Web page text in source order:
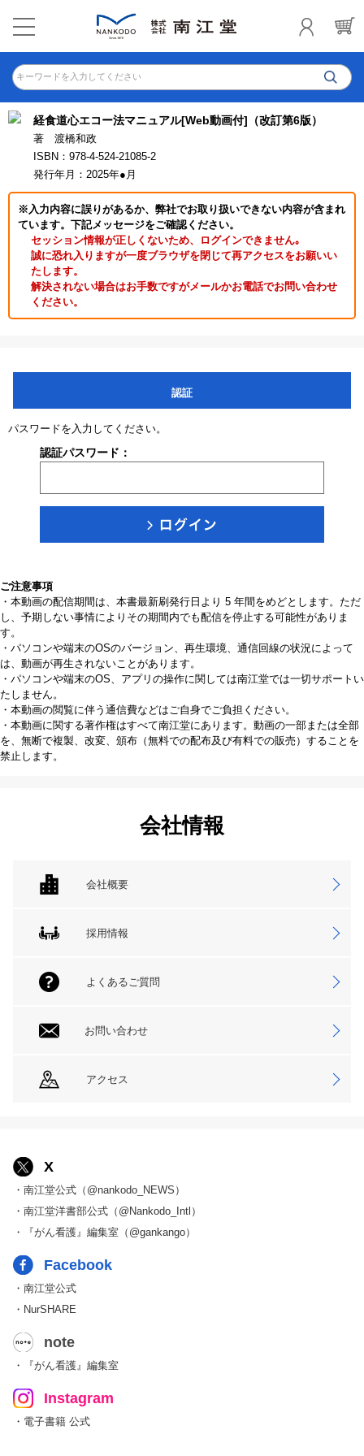
キーワードを入力してください
経食道心エコー法マニュアル[Web動画付]（改訂第6版）
著 渡橋和政
ISBN：978-4-524-21085-2
発行年月：2025年●月
※入力内容に誤りがあるか、弊社でお取り扱いできない内容が含まれ
ています。下記メッセージをご確認ください。
セッション情報が正しくないため、ログインできません｡
誠に恐れ入りますが一度ブラウザを閉じて再アクセスをお願いい
たします。
解決されない場合はお手数ですがメールかお電話でお問い合わせ
ください。
認証
パスワードを入力してください。
認証パスワード：
ご注意事項
・本動画の配信期間は、本書最新刷発行日より 5 年間をめどとします。ただ
し、予期しない事情によりその期間内でも配信を停止する可能性がありま
す。
・パソコンや端末のOSのバージョン、再生環境、通信回線の状況によって
は、動画が再生されないことがあります。
・パソコンや端末のOS、アプリの操作に関しては南江堂では一切サポートい
たしません。
・本動画の閲覧に伴う通信費などはご自身でご負担ください。
・本動画に関する著作権はすべて南江堂にあります。動画の一部または全部
を、無断で複製、改変、頒布（無料での配布及び有料での販売）することを
禁止します。
会社情報
会社概要
採用情報
よくあるご質問
お問い合わせ
アクセス
X
・南江堂公式（@nankodo_NEWS）
・南江堂洋書部公式（@Nankodo_Intl）
・『がん看護』編集室（@gankango）
Facebook
・南江堂公式
・NurSHARE
note
・『がん看護』編集室
Instagram
・電子書籍 公式